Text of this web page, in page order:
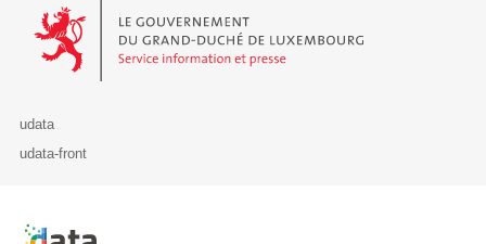
Le Gouvernement du Grand-Duché de Luxembourg - Service
udata
udata-front
Retour à l'accueil de data.public.lu